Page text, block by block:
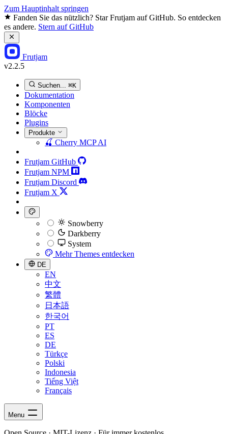
Zum Hauptinhalt springen
Fanden Sie das nützlich? Star Frutjam auf GitHub. So entdecken
es andere. Stern auf GitHub
Frutjam
v2.2.5
Suchen... ⌘K
Dokumentation
Komponenten
Blöcke
Plugins
Produkte
🍒 Cherry MCPAI
Frutjam GitHub
Frutjam NPM
Frutjam Discord
Frutjam X
Snowberry
Darkberry
System
Mehr Themes entdecken
DE
EN
中文
繁體
日本語
한국어
PT
ES
DE
Türkçe
Polski
Indonesia
Tiếng Việt
Français
Menu